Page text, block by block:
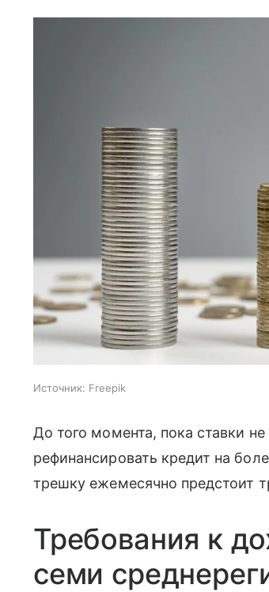
Источник: Freepik
До того момента, пока ставки
рефинансировать кредит на
трешку ежемесячно предстоит
Требования к
семи